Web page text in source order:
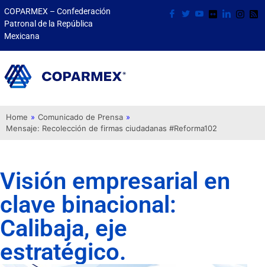
COPARMEX – Confederación
Patronal de la República
Mexicana
Home » Comunicado de Prensa »
Mensaje: Recolección de firmas ciudadanas #Reforma102
Visión empresarial en
clave binacional:
Calibaja, eje
estratégico.